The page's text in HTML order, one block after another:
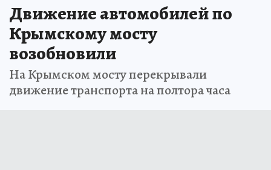
Движение автомобилей по
Крымскому мосту
возобновили
На Крымском мосту перекрывали
движение транспорта на полтора часа